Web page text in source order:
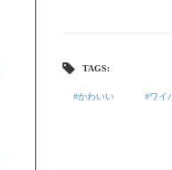
TAGS:
かわいい ワイ